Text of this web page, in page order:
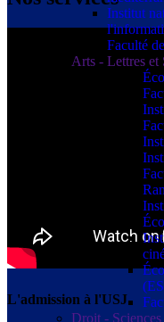
Institut
Faculté
Arts - Lettres et
Droit -
L'admission à l'USJ